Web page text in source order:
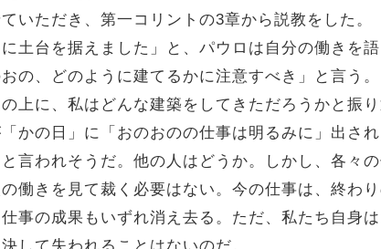
いただき、第一コリントの3章から説教をした。
土台を据えました」と、パウロは自分の働きを
の、どのように建てるかに注意すべき」と言う。
上に、私はどんな建築をしてきただろうかと振
かの日」に「おのおのの仕事は明るみに」出さ
言われそうだ。他の人はどうか。しかし、各々
働きを見て裁く必要はない。今の仕事は、終わ
事の成果もいずれ消え去る。ただ、私たち自身
して失われることはないのだ。